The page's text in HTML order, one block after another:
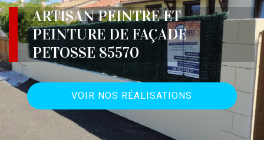
ARTISAN PEINTRE ET
PEINTURE DE FAÇADE
PETOSSE 85570
VOIR NOS RÉALISATIONS